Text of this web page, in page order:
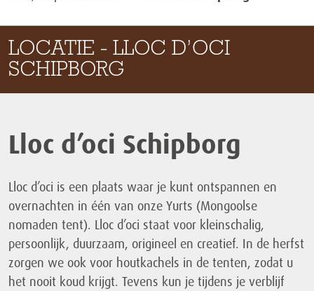
LOCATIE - LLOC D’OCI
SCHIPBORG
Lloc d’oci Schipborg
Lloc d’oci is een plaats waar je kunt ontspannen en
overnachten in één van onze Yurts (Mongoolse
nomaden tent). Lloc d’oci staat voor kleinschalig,
persoonlijk, duurzaam, origineel en creatief. In de herfst
zorgen we ook voor houtkachels in de tenten, zodat u
het nooit koud krijgt. Tevens kun je tijdens je verblijf